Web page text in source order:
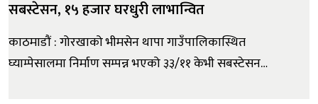
सबस्टेसन, १५ हजार घरधुरी लाभान्वित
काठमाडौं : गोरखाको भीमसेन थापा गाउँपालिकास्थित
घ्याम्पेसालमा निर्माण सम्पन्न भएको ३३/११ केभी सबस्टेसन